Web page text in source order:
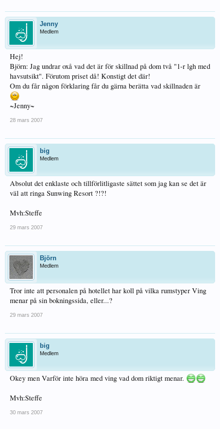
Jenny
Medlem
Hej!
Björn: Jag undrar oxå vad det är för skillnad på dom två "1-r lgh med
havsutsikt". Förutom priset då! Konstigt det där!
Om du får någon förklaring får du gärna berätta vad skillnaden är
~Jenny~
28 mars 2007
big
Medlem
Absolut det enklaste och tillförlitligaste sättet som jag kan se det är
väl att ringa Sunwing Resort ?!?!
Mvh:Steffe
29 mars 2007
Björn
Medlem
Tror inte att personalen på hotellet har koll på vilka rumstyper Ving
menar på sin bokningssida, eller...?
29 mars 2007
big
Medlem
Okey men Varför inte höra med ving vad dom riktigt menar.
Mvh:Steffe
30 mars 2007